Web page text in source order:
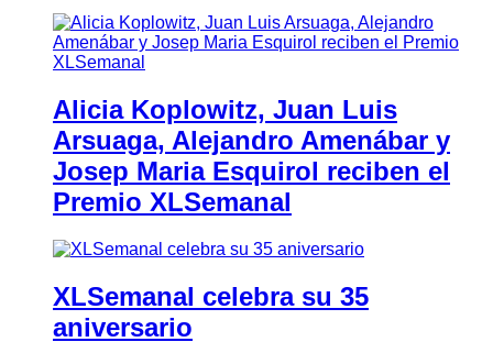
Alicia Koplowitz, Juan Luis
Arsuaga, Alejandro Amenábar y
Josep Maria Esquirol reciben el
Premio XLSemanal
XLSemanal celebra su 35
aniversario